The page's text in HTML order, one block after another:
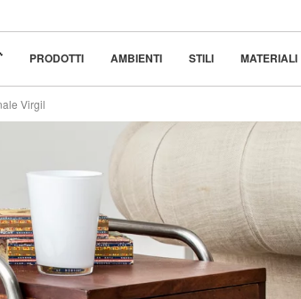
nella
PRODOTTI AMBIENTI STILI MATERIALI
Virgil